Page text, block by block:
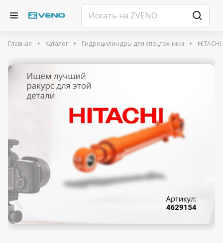
Главная Каталог Гидроцилиндры для спецтехники HITACHI